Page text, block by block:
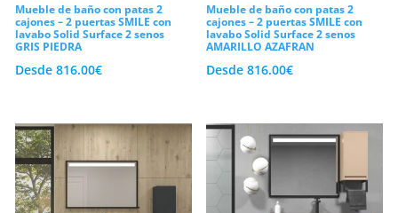
Mueble de baño con patas 2
cajones – 2 puertas SMILE con
lavabo Solid Surface 2 senos
GRIS PIEDRA
Desde 816.00€
Mueble de baño con patas 2
cajones – 2 puertas SMILE con
lavabo Solid Surface 2 senos
AMARILLO AZAFRAN
Desde816.00€